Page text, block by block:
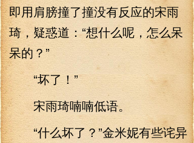
即用肩膀撞了撞没有反应的宋雨
琦，疑惑道：“想什么呢，怎么呆
呆的？”
“坏了！”
宋雨琦喃喃低语。
“什么坏了？”金米妮有些诧异